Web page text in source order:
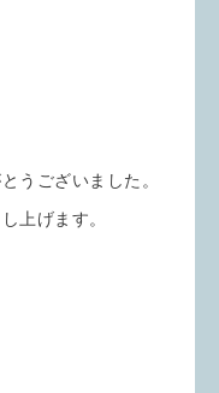
うございました。
上げます。